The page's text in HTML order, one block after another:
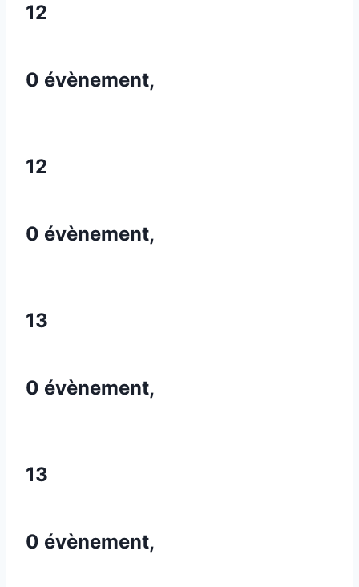
12
0 évènement,
12
0 évènement,
13
0 évènement,
13
0 évènement,